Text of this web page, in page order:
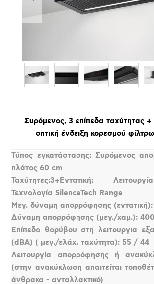
Συρόμενος, 3 επίπεδα ταχύτητας +
οπτική ένδειξη κορεσμού
Τύπος εγκατάστασης: Συρόμενος
πλάτος 60 cm
Ταχύτητες:3+Εντατική;
Τεχνολογία SilenceTech Range
Μεγ. δύναμη απορρόφησης
Δύναμη απορρόφησης (μεγ./χαμ.):
Επίπεδο θορύβου στη λειτουργια
(dBA) ( μεγ./ελάχ. ταχύτητα): 55 / 44
Λειτουργία απορρόφησης ή
(στην ανακύκλωση απαιτείται
άνθρακα - ανταλλακτικό)